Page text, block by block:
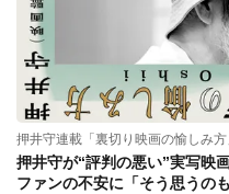
押井守連載「裏切り映画の愉しみ方
押井守が“評判の悪い”実写映
ファンの不安に「そう思うの